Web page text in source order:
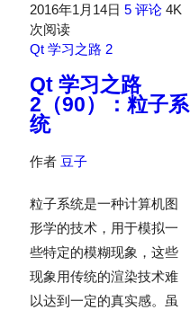
2016年1月14日 5 评论 4K
次阅读
Qt 学习之路 2
Qt 学习之路
2（90）：粒子系
统
作者 豆子
粒子系统是一种计算机图
形学的技术，用于模拟一
些特定的模糊现象，这些
现象用传统的渲染技术难
以达到一定的真实感。虽